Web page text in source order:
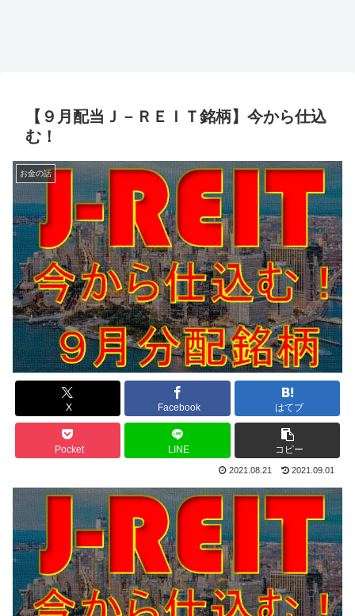
【９月配当Ｊ－ＲＥＩＴ銘柄】今から仕込
む！
お金の話
X Facebook はてブ
Pocket LINE コピー
2021.08.21 2021.09.01